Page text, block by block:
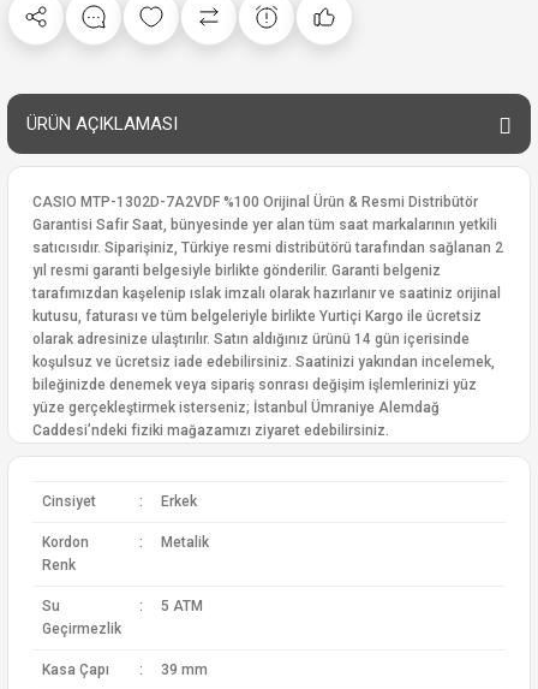
ÜRÜN AÇIKLAMASI
CASIO MTP-1302D-7A2VDF %100 Orijinal Ürün & Resmi Distribütör
Garantisi Safir Saat, bünyesinde yer alan tüm saat markalarının yetkili
satıcısıdır. Siparişiniz, Türkiye resmi distribütörü tarafından sağlanan 2
yıl resmi garanti belgesiyle birlikte gönderilir. Garanti belgeniz
tarafımızdan kaşelenip ıslak imzalı olarak hazırlanır ve saatiniz orijinal
kutusu, faturası ve tüm belgeleriyle birlikte Yurtiçi Kargo ile ücretsiz
olarak adresinize ulaştırılır. Satın aldığınız ürünü 14 gün içerisinde
koşulsuz ve ücretsiz iade edebilirsiniz. Saatinizi yakından incelemek,
bileğinizde denemek veya sipariş sonrası değişim işlemlerinizi yüz
yüze gerçekleştirmek isterseniz; İstanbul Ümraniye Alemdağ
Caddesi’ndeki fiziki mağazamızı ziyaret edebilirsiniz.
Cinsiyet : Erkek
Kordon
Renk
: Metalik
Su
Geçirmezlik
: 5 ATM
Kasa Çapı : 39 mm